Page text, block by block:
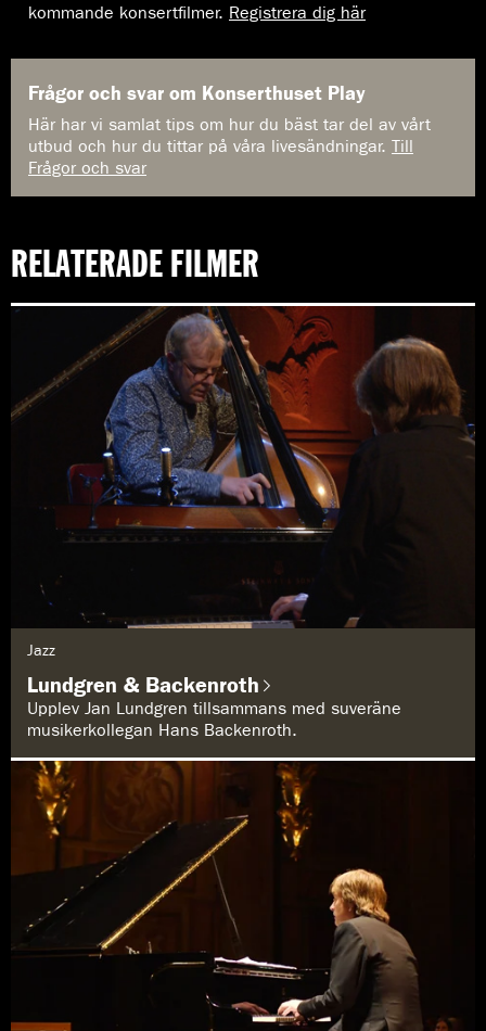
kommande konsertfilmer. Registrera dig här
Frågor och svar om Konserthuset Play
Här har vi samlat tips om hur du bäst tar del av vårt
utbud och hur du tittar på våra livesändningar. Till
Frågor och svar
RELATERADE FILMER
Jazz
Lundgren & Backenroth
Upplev Jan Lundgren tillsammans med suveräne
musikerkollegan Hans Backenroth.